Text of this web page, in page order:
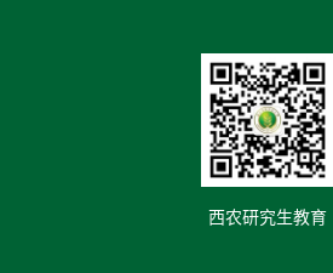
西农研究生教育